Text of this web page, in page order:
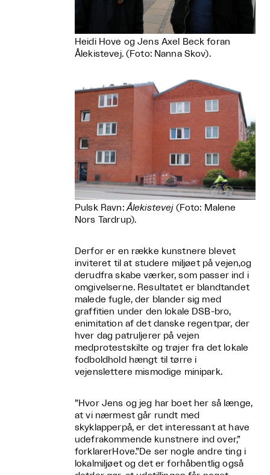
Heidi Hove og Jens Axel Beck foran
Ålekistevej. (Foto: Nanna Skov).
Pulsk Ravn:Ålekistevej (Foto: Malene
Nors Tardrup).
Derfor er en række kunstnere blevet
inviteret til at studere miljøet på vejen,og
derudfra skabe værker, som passer ind i
omgivelserne. Resultatet er blandtandet
malede fugle, der blander sig med
graffitien under den lokale DSB-bro,
enimitation af det danske regentpar, der
hver dag patruljerer på vejen
medprotestskilte og trøjer fra det lokale
fodboldhold hængt til tørre i
vejenslettere mismodige minipark.
”Hvor Jens og jeg har boet her så længe,
at vi nærmest går rundt med
skyklapperpå, er det interessant at have
udefrakommende kunstnere ind over,”
forklarerHove.”De ser nogle andre ting i
lokalmiljøet og det er forhåbentlig også